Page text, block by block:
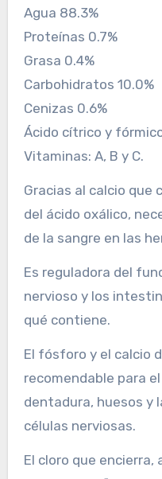
Agua 88.3%
Proteínas 0.7%
Grasa 0.4%
Carbohidratos 10.0%
Cenizas 0.6%
Ácido cítrico y
Vitaminas: A, B y C.
Gracias al calcio
del ácido oxálico,
de la sangre en las
Es reguladora del
nervioso y los
qué contiene.
El fósforo y el calcio
recomendable para
dentadura, huesos y
células nerviosas.
El cloro que encierra,